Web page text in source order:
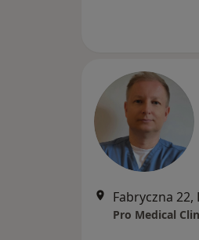
Fabryczna 22,
Pro Medical